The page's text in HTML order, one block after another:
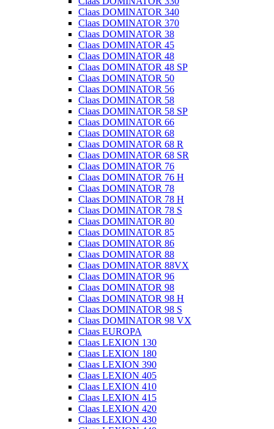
Claas DOMINATOR 340
Claas DOMINATOR 370
Claas DOMINATOR 38
Claas DOMINATOR 45
Claas DOMINATOR 48
Claas DOMINATOR 48 SP
Claas DOMINATOR 50
Claas DOMINATOR 56
Claas DOMINATOR 58
Claas DOMINATOR 58 SP
Claas DOMINATOR 66
Claas DOMINATOR 68
Claas DOMINATOR 68 R
Claas DOMINATOR 68 SR
Claas DOMINATOR 76
Claas DOMINATOR 76 H
Claas DOMINATOR 78
Claas DOMINATOR 78 H
Claas DOMINATOR 78 S
Claas DOMINATOR 80
Claas DOMINATOR 85
Claas DOMINATOR 86
Claas DOMINATOR 88
Claas DOMINATOR 88VX
Claas DOMINATOR 96
Claas DOMINATOR 98
Claas DOMINATOR 98 H
Claas DOMINATOR 98 S
Claas DOMINATOR 98 VX
Claas EUROPA
Claas LEXION 130
Claas LEXION 180
Claas LEXION 390
Claas LEXION 405
Claas LEXION 410
Claas LEXION 415
Claas LEXION 420
Claas LEXION 430